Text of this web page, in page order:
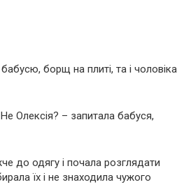
борщ на плиті, та і чоловіка
Олексія? – запитала бабуся,
до одягу і почала розглядати
їх і не знаходила чужого